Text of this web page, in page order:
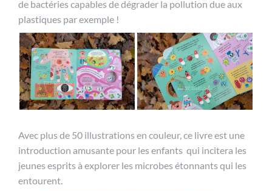
de bactéries capables de dégrader la pollution due aux
plastiques par exemple !
Avec plus de 50 illustrations en couleur, ce livre est une
introduction amusante pour les enfants qui incitera les
jeunes esprits à explorer les microbes étonnants qui les
entourent.